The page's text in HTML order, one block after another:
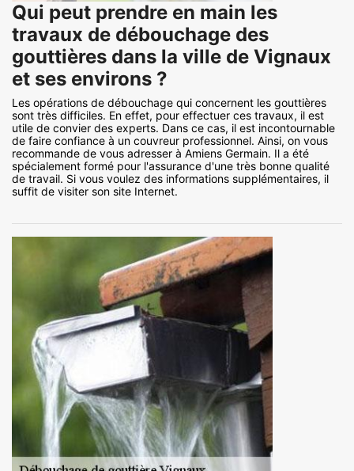
Qui peut prendre en main les
travaux de débouchage des
gouttières dans la ville de Vignaux
et ses environs ?
Les opérations de débouchage qui concernent les gouttières
sont très difficiles. En effet, pour effectuer ces travaux, il est
utile de convier des experts. Dans ce cas, il est incontournable
de faire confiance à un couvreur professionnel. Ainsi, on vous
recommande de vous adresser à Amiens Germain. Il a été
spécialement formé pour l'assurance d'une très bonne qualité
de travail. Si vous voulez des informations supplémentaires, il
suffit de visiter son site Internet.